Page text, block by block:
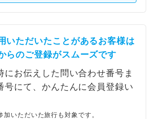
いただいたことがあるお客様は
らのご登録がスムーズです
にお伝えした問い合わせ番号ま
号にて、かんたんに会員登録い
いただいた旅行も対象です。